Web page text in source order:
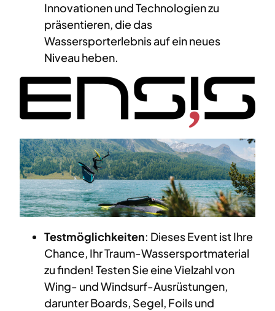
Innovationen und Technologien zu
präsentieren, die das
Wassersporterlebnis auf ein neues
Niveau heben.
Testmöglichkeiten: Dieses Event ist Ihre
Chance, Ihr Traum-Wassersportmaterial
zu finden! Testen Sie eine Vielzahl von
Wing- und Windsurf-Ausrüstungen,
darunter Boards, Segel, Foils und